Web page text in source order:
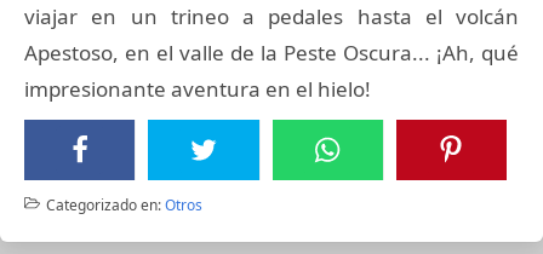
viajar en un trineo a pedales hasta el volcán
Apestoso, en el valle de la Peste Oscura... ¡Ah, qué
impresionante aventura en el hielo!
Categorizado en:Otros